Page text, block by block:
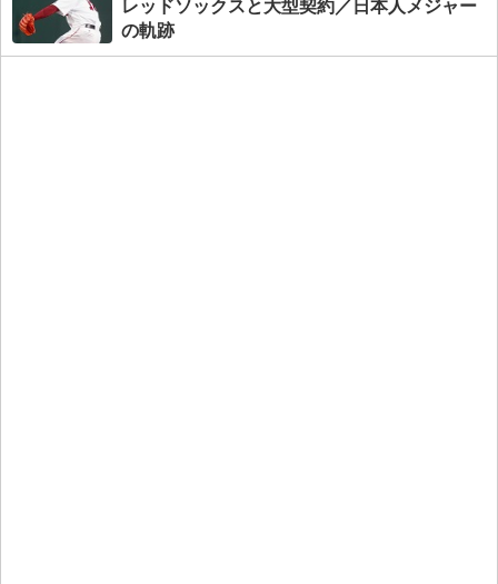
レッドソックスと大型契約／日本人メジャー
の軌跡